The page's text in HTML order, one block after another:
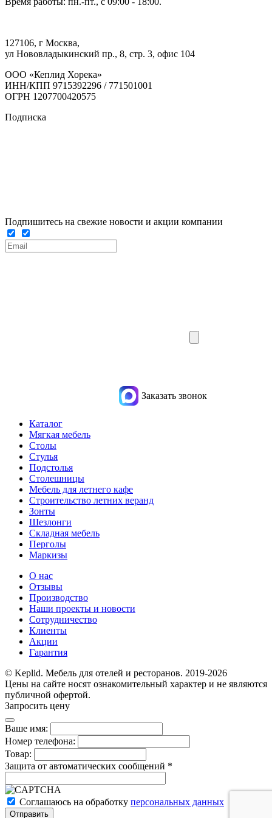
127106, г Москва,
ул Нововладыкинский пр., 8, стр. 3, офис 104
ООО «Кеплид Хорека»
ИНН/КПП 9715392296 / 771501001
ОГРН 1207700420575
Подписка
Подпишитесь на свежие новости и акции компании
Заказать звонок
Каталог
Мягкая мебель
Столы
Стулья
Подстолья
Столешницы
Мебель для летнего кафе
Строительство летних веранд
Зонты
Шезлонги
Складная мебель
Перголы
Маркизы
О нас
Отзывы
Производство
Наши проекты и новости
Сотрудничество
Клиенты
Акции
Гарантия
© Keplid. Мебель для отелей и ресторанов. 2019-2026
Цены на сайте носят ознакомительный характер и не являются
публичной офертой.
Запросить цену
Ваше имя:
Номер телефона:
Товар:
Защита от автоматических сообщений *
Соглашаюсь на обработку персональных данных